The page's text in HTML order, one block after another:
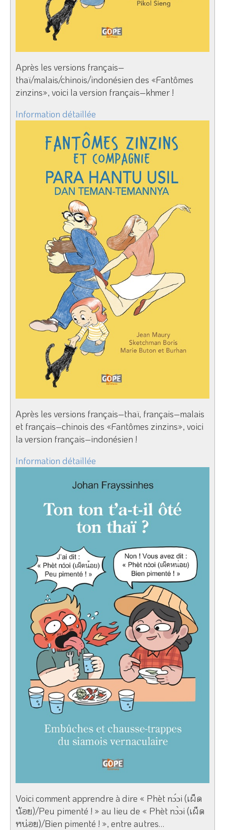
Après les versions français–
thaï/malais/chinois/indonésien des «Fantômes
zinzins», voici la version français–khmer !
Information détaillée
Après les versions français–thaï, français–malais
et français–chinois des «Fantômes zinzins», voici
la version français–indonésien !
Information détaillée
Voici comment apprendre à dire « Phèt nɔ́ɔi (เผ็ด
น้อย)/Peu pimenté ! » au lieu de « Phèt nɔ̀ɔi (เผ็ด
หน่อย)/Bien pimenté ! », entre autres…